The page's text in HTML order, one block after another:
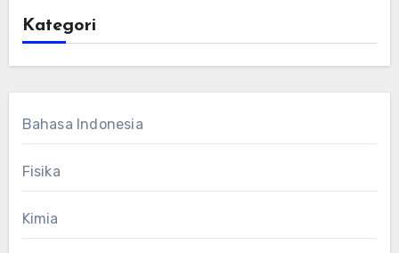
Kategori
Bahasa Indonesia
Fisika
Kimia